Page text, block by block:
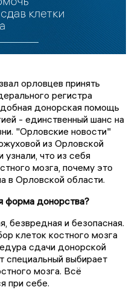
орловцев принять
регистра
донорская помощь
- единственный шанс на
"Орловские новости"
из Орловской
узнали, что из себя
мозга, почему это
в Орловской области.
форма донорства?
безвредная и безопасная.
клеток костного мозга
сдачи донорской
специальный выбирает
мозга. Всё
при себе.